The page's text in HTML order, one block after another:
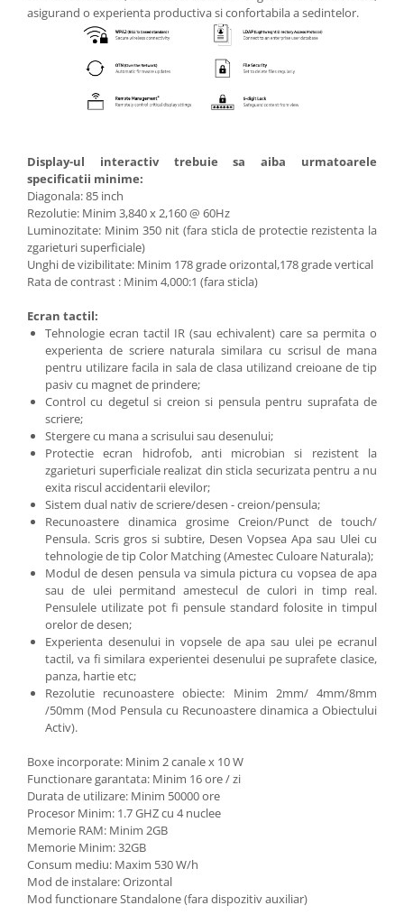
asigurand o experienta productiva si confortabila a sedintelor.
Display-ul interactiv trebuie sa aiba urmatoarele
specificatii minime:
Diagonala: 85 inch
Rezolutie: Minim 3,840 x 2,160 @ 60Hz
Luminozitate: Minim 350 nit (fara sticla de protectie rezistenta la
zgarieturi superficiale)
Unghi de vizibilitate: Minim 178 grade orizontal,178 grade vertical
Rata de contrast : Minim 4,000:1 (fara sticla)
Ecran tactil:
Tehnologie ecran tactil IR (sau echivalent) care sa permita o
experienta de scriere naturala similara cu scrisul de mana
pentru utilizare facila in sala de clasa utilizand creioane de tip
pasiv cu magnet de prindere;
Control cu degetul si creion si pensula pentru suprafata de
scriere;
Stergere cu mana a scrisului sau desenului;
Protectie ecran hidrofob, anti microbian si rezistent la
zgarieturi superficiale realizat din sticla securizata pentru a nu
exita riscul accidentarii elevilor;
Sistem dual nativ de scriere/desen - creion/pensula;
Recunoastere dinamica grosime Creion/Punct de touch/
Pensula. Scris gros si subtire, Desen Vopsea Apa sau Ulei cu
tehnologie de tip Color Matching (Amestec Culoare Naturala);
Modul de desen pensula va simula pictura cu vopsea de apa
sau de ulei permitand amestecul de culori in timp real.
Pensulele utilizate pot fi pensule standard folosite in timpul
orelor de desen;
Experienta desenului in vopsele de apa sau ulei pe ecranul
tactil, va fi similara experientei desenului pe suprafete clasice,
panza, hartie etc;
Rezolutie recunoastere obiecte: Minim 2mm/ 4mm/8mm
/50mm (Mod Pensula cu Recunoastere dinamica a Obiectului
Activ).
Boxe incorporate: Minim 2 canale x 10 W
Functionare garantata: Minim 16 ore / zi
Durata de utilizare: Minim 50000 ore
Procesor Minim: 1.7 GHZ cu 4 nuclee
Memorie RAM: Minim 2GB
Memorie Minim: 32GB
Consum mediu: Maxim 530 W/h
Mod de instalare: Orizontal
Mod functionare Standalone (fara dispozitiv auxiliar)